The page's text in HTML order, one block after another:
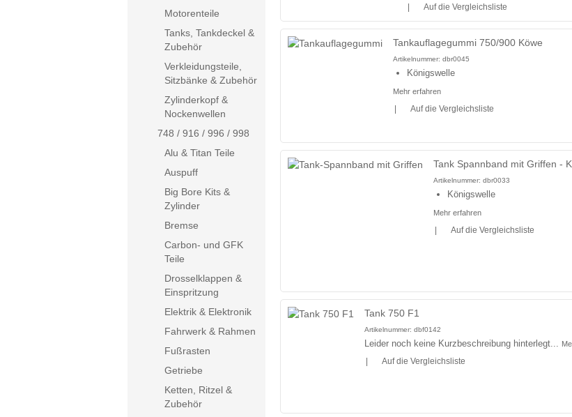
Auf die Vergleichsliste
Tankauflagegummi 750/900 Köwe
Artikelnummer: dbr0045
Königswelle
Mehr erfahren
Auf die Vergleichsliste
Tank Spannband mit Griffen -
Artikelnummer: dbr0033
Königswelle
Mehr erfahren
Auf die Vergleichsliste
Tank 750 F1
Artikelnummer: dbf0142
Leider noch keine Kurzbeschreibung hinterlegt...
Auf die Vergleichsliste
Motorenteile
Tanks, Tankdeckel &
Zubehör
Verkleidungsteile,
Sitzbänke & Zubehör
Zylinderkopf &
Nockenwellen
748 / 916 / 996 / 998
Alu & Titan Teile
Auspuff
Big Bore Kits &
Zylinder
Bremse
Carbon- und GFK
Teile
Drosselklappen &
Einspritzung
Elektrik & Elektronik
Fahrwerk & Rahmen
Fußrasten
Getriebe
Ketten, Ritzel &
Zubehör